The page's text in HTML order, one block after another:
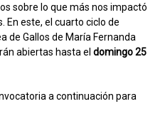
sobre lo que más nos impactó
En este, el cuarto ciclo de
de Gallos de María Fernanda
abiertas hasta el domingo 25
a continuación para